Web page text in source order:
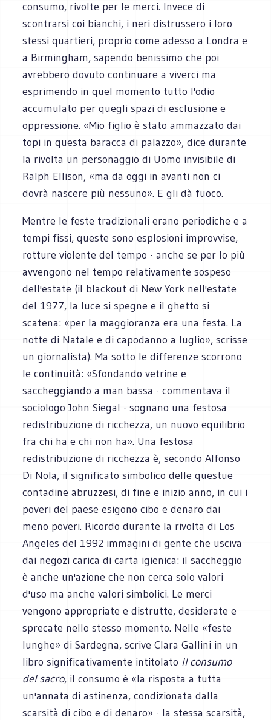
consumo, rivolte per le merci. Invece di
scontrarsi coi bianchi, i neri distrussero i loro
stessi quartieri, proprio come adesso a Londra e
a Birmingham, sapendo benissimo che poi
avrebbero dovuto continuare a viverci ma
esprimendo in quel momento tutto l'odio
accumulato per quegli spazi di esclusione e
oppressione. «Mio figlio è stato ammazzato dai
topi in questa baracca di palazzo», dice durante
la rivolta un personaggio di Uomo invisibile di
Ralph Ellison, «ma da oggi in avanti non ci
dovrà nascere più nessuno». E gli dà fuoco.
Mentre le feste tradizionali erano periodiche e a
tempi fissi, queste sono esplosioni improvvise,
rotture violente del tempo - anche se per lo più
avvengono nel tempo relativamente sospeso
dell'estate (il blackout di New York nell'estate
del 1977, la luce si spegne e il ghetto si
scatena: «per la maggioranza era una festa. La
notte di Natale e di capodanno a luglio», scrisse
un giornalista). Ma sotto le differenze scorrono
le continuità: «Sfondando vetrine e
saccheggiando a man bassa - commentava il
sociologo John Siegal - sognano una festosa
redistribuzione di ricchezza, un nuovo equilibrio
fra chi ha e chi non ha». Una festosa
redistribuzione di ricchezza è, secondo Alfonso
Di Nola, il significato simbolico delle questue
contadine abruzzesi, di fine e inizio anno, in cui i
poveri del paese esigono cibo e denaro dai
meno poveri. Ricordo durante la rivolta di Los
Angeles del 1992 immagini di gente che usciva
dai negozi carica di carta igienica: il saccheggio
è anche un'azione che non cerca solo valori
d'uso ma anche valori simbolici. Le merci
vengono appropriate e distrutte, desiderate e
sprecate nello stesso momento. Nelle «feste
lunghe» di Sardegna, scrive Clara Gallini in un
libro significativamente intitolato Il consumo
del sacro, il consumo è «la risposta a tutta
un'annata di astinenza, condizionata dalla
scarsità di cibo e di denaro» - la stessa scarsità,